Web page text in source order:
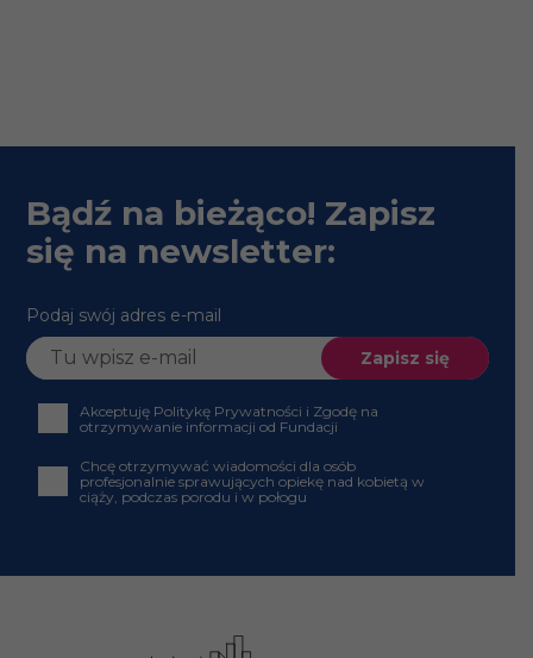
Bądź na bieżąco! Zapisz
się na newsletter:
Podaj swój adres e-mail
Akceptuję Politykę Prywatności i Zgodę na
otrzymywanie informacji od Fundacji
Chcę otrzymywać wiadomości dla osób profesjonalnie
sprawujących opiekę nad kobietą w ciąży, podczas
porodu i w połogu